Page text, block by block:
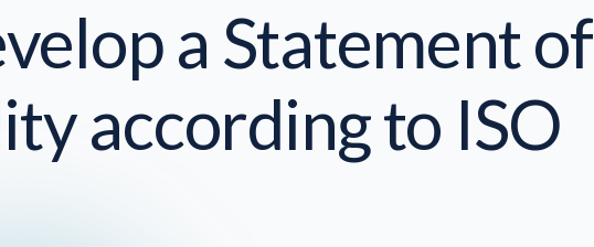
a Statement of
according to ISO